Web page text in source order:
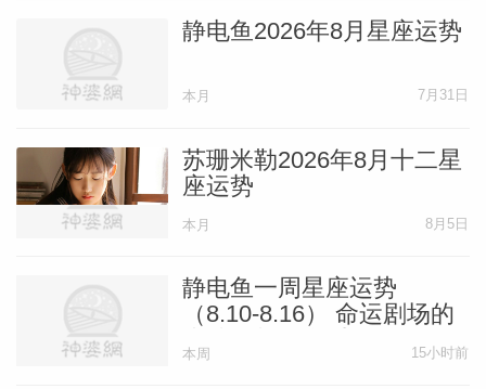
的选择去迎接一个让你有点害怕的挑战，结
果反而可能会对你特别好，增加你的自信，
为你打开新世界的大门，学习更多的东西。
成的事、学到的东西，以及因为你所做的努
力而值得期待的未来，感到由衷的满足！
——译者：幻觉
你越来越渴望生活更和谐、更平衡、更稳
静电鱼2026年8月星座运势
本月 7月31日
苏珊米勒2026年8月十二星
座运势
本月 8月5日
静电鱼一周星座运势
（8.10-8.16） 命运剧场的
大洗牌与舞台重构
本周 15小时前